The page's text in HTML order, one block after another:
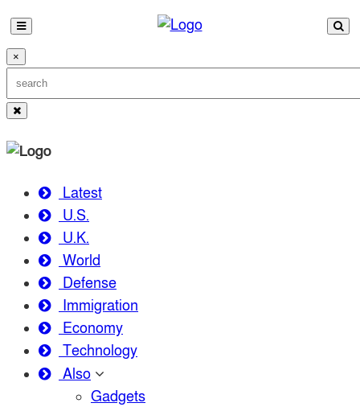
×
Latest
U.S.
U.K.
World
Defense
Immigration
Economy
Technology
Also
Gadgets